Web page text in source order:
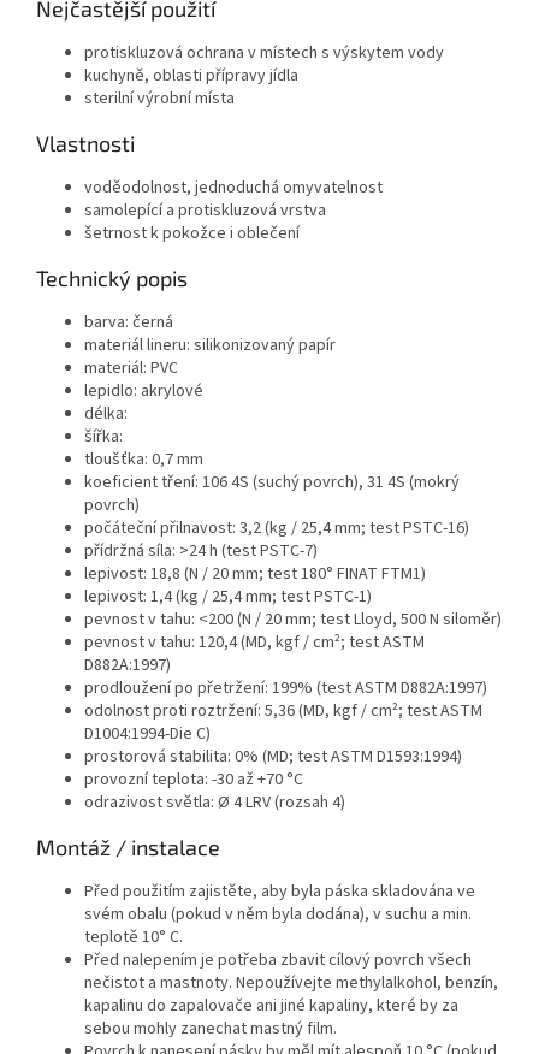
Nejčastější použití
protiskluzová ochrana v místech s výskytem vody
kuchyně, oblasti přípravy jídla
sterilní výrobní místa
Vlastnosti
voděodolnost, jednoduchá omyvatelnost
samolepící a protiskluzová vrstva
šetrnost k pokožce i oblečení
Technický popis
barva: černá
materiál lineru: silikonizovaný papír
materiál: PVC
lepidlo: akrylové
délka:
šířka:
tloušťka: 0,7 mm
koeficient tření: 106 4S (suchý povrch), 31 4S (mokrý
povrch)
počáteční přilnavost: 3,2 (kg / 25,4 mm; test PSTC-16)
přídržná síla: >24 h (test PSTC-7)
lepivost: 18,8 (N / 20 mm; test 180° FINAT FTM1)
lepivost: 1,4 (kg / 25,4 mm; test PSTC-1)
pevnost v tahu: <200 (N / 20 mm; test Lloyd, 500 N siloměr)
pevnost v tahu: 120,4 (MD, kgf / cm²; test ASTM
D882A:1997)
prodloužení po přetržení: 199% (test ASTM D882A:1997)
odolnost proti roztržení: 5,36 (MD, kgf / cm²; test ASTM
D1004:1994-Die C)
prostorová stabilita: 0% (MD; test ASTM D1593:1994)
provozní teplota: -30 až +70 °C
odrazivost světla: Ø 4 LRV (rozsah 4)
Montáž / instalace
Před použitím zajistěte, aby byla páska skladována ve
svém obalu (pokud v něm byla dodána), v suchu a min.
teplotě 10° C.
Před nalepením je potřeba zbavit cílový povrch všech
nečistot a mastnoty. Nepoužívejte methylalkohol, benzín,
kapalinu do zapalovače ani jiné kapaliny, které by za
sebou mohly zanechat mastný film.